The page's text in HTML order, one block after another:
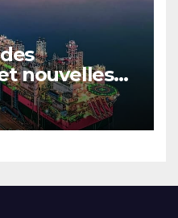
nouvelles
gaz